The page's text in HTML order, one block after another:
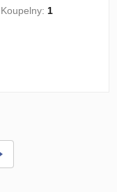
Koupelny:1